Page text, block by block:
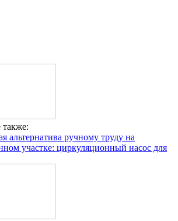
также:
альтернатива ручному труду на
участке: циркуляционный насос для